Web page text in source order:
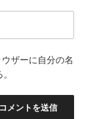
ザーに自分の名